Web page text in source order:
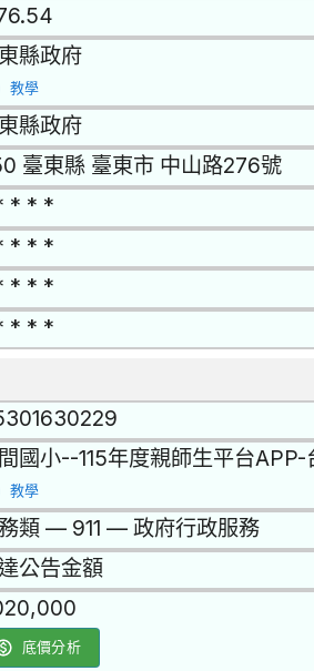
縣政府
教學
縣政府
臺東縣 臺東市 中山路276號
* * *
* * *
* * *
* * *
國小--115年度親師生平台
教學
類 — 911 — 政府行政服務
公告金額
底價分析